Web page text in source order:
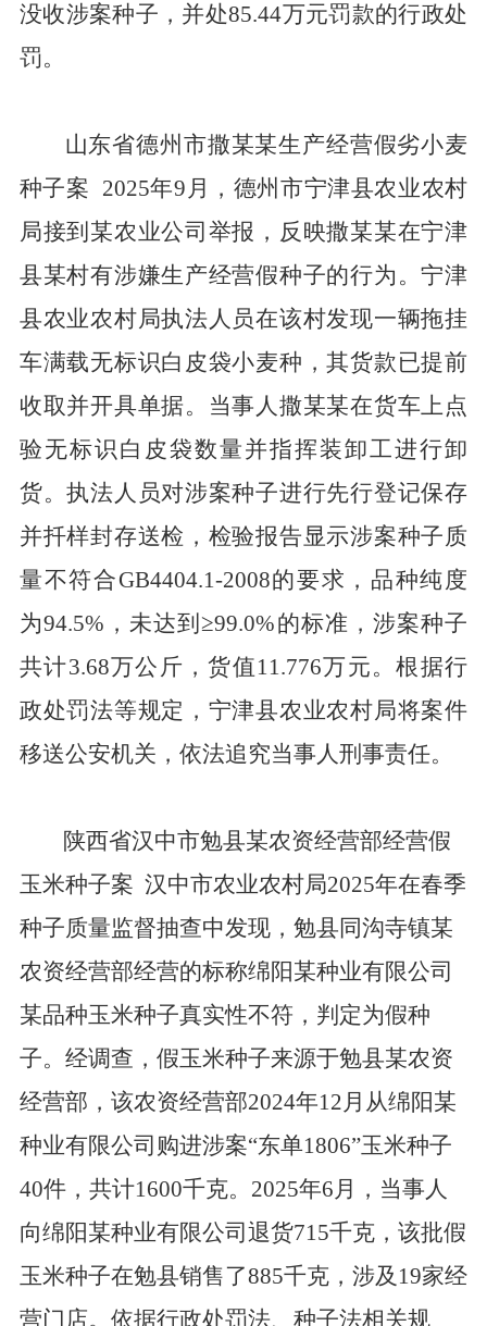
没收涉案种子，并处85.44万元罚款的行政处
罚。
山东省德州市撒某某生产经营假劣小麦
种子案 2025年9 月，德州市宁津县农业农村
局接到某农业公司举报，反映撒某某在宁津
县某村有涉嫌生产经营假种子的行为。宁津
县农业农村局执法人员在该村发现一辆拖挂
车满载无标识白皮袋小麦种，其货款已提前
收取并开具单据。当事人撒某某在货车上点
验无标识白皮袋数量并指挥装卸工进行卸
货。执法人员对涉案种子进行先行登记保存
并扦样封存送检，检验报告显示涉案种子质
量不符合GB4404.1-2008的要求，品种纯度
为94.5% ，未达到≥99.0%的标准，涉案种子
共计3.68万公斤，货值11.776万元。根据行
政处罚法等规定，宁津县农业农村局将案件
移送公安机关，依法追究当事人刑事责任。
陕西省汉中市勉县某农资经营部经营假
玉米种子案 汉中市农业农村局2025年在春季
种子质量监督抽查中发现，勉县同沟寺镇某
农资经营部经营的标称绵阳某种业有限公司
某品种玉米种子真实性不符，判定为假种
子。经调查，假玉米种子来源于勉县某农资
经营部，该农资经营部2024年12月从绵阳某
种业有限公司购进涉案“东单1806”玉米种子
40件，共计1600千克。 2025年6月，当事人
向绵阳某种业有限公司退货715千克，该批假
玉米种子在勉县销售了885千克，涉及 19家经
营门店。依据行政处罚法、种子法相关规